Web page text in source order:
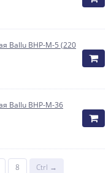
Ballu BHP-M-5 (220
Ballu BHP-M-36
8 Ctrl →